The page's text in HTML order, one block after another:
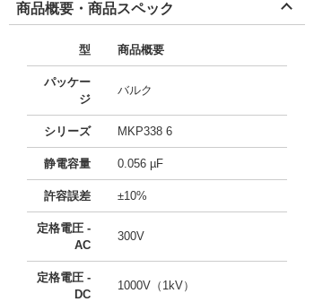
商品概要・商品スペック
型 商品概要
パッケー
ジ
バルク
シリーズ MKP338 6
静電容量 0.056 µF
許容誤差 ±10%
定格電圧 -
AC
300V
定格電圧 -
DC
1000V（1kV）